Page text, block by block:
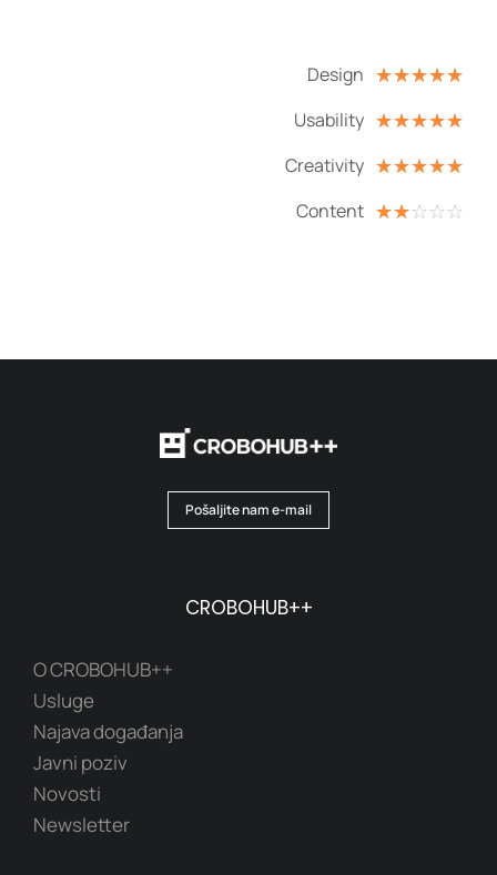
Design ☆☆☆☆☆
Usability ☆☆☆☆☆
Creativity ☆☆☆☆☆
Content ☆☆☆ ☆ ☆
Pošaljite nam e-mail
CROBOHUB++
O CROBOHUB++
Usluge
Najava događanja
Javni poziv
Novosti
Newsletter